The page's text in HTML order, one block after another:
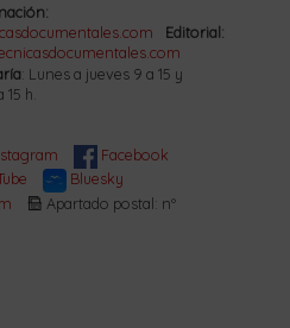
Editorial:
: Lunes a jueves 9 a 15 y
h.
Facebook
Bluesky
Apartado postal: nº